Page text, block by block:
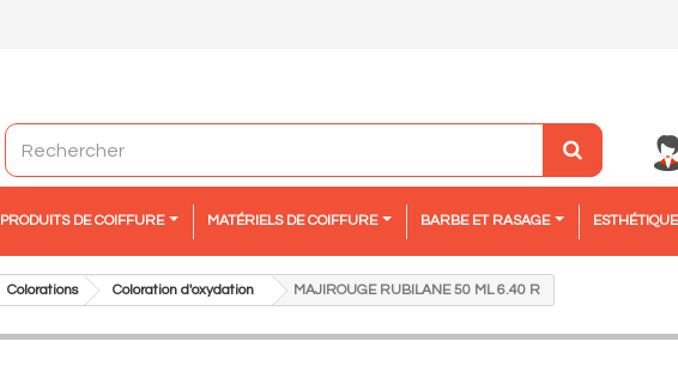
PRODUITS DE COIFFURE MATÉRIELS DE COIFFURE BARBE ET RASAGE ESTHÉTIQUE
Colorations Coloration d'oxydation MAJIROUGE RUBILANE 50 ML 6.40 R